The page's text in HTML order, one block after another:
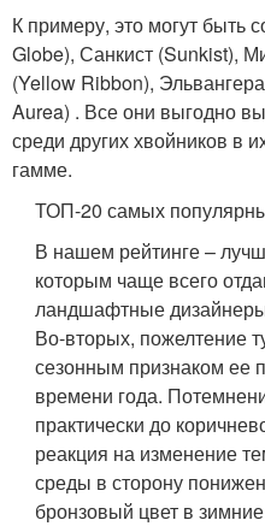
К примеру, это могут быть
Globe), Санкист (Sunkist),
(Yellow Ribbon),
Aurea) . Все они выгодно
среди других хвойников в
гамме.
ТОП-20 самых
В нашем рейтинге –
которым чаще всего
ландшафтные
Во-вторых, пожелтение
сезонным признаком ее
времени года.
практически до
реакция на изменение
среды в сторону
бронзовый цвет в